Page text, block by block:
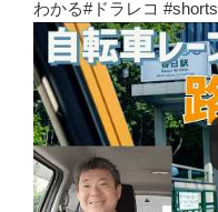
わかる#ドラレコ #shorts